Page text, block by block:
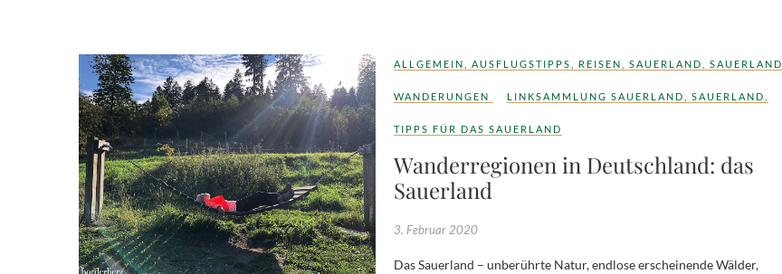
ALLGEMEIN AUSFLUGSTIPPS REISEN SAUERLAND SAUERLAND
WANDERUNGEN LINKSAMMLUNG SAUERLAND SAUERLAND
TIPPS FÜR DAS SAUERLAND
Wanderregionen in Deutschland: das
Sauerland
3. Februar 2020
Das Sauerland – unberührte Natur, endlose erscheinende Wälder,